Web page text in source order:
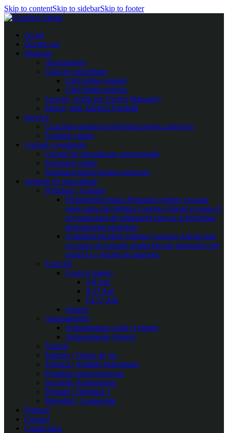
Skip to contentSkip to sidebarSkip to footer
Acasă
Despre noi
Magazin
Abonamente
Cărți de specialitate
Cărți limba română
Cărți limba engleza
Licențe „Software Tactics Manager”
Planșe, folii Taktifol Football
Servicii
Coaching-mentorat individual pentru antrenori
Training camps
Cursuri și seminarii
Cursuri de specializare profesională
Seminarii online
Seminarii perfecționare antrenori
Articole de specialitate
Premium / Gratuite
PremiumSecțiunea Premium conține cea mai
mare parte din librăria Coaches Ahead și poate fi
accesată doar de utilizatorii care au achiziționat
abonamentul premium.
GratuiteArticolele gratuite Coaches Ahead sunt
un punct de pornire pentru fiecare persoană care
aspiră la o poziție de antrenor.
Exerciții
Copii și juniori
5-8 Ani
9-13 Ani
14-17 Ani
Seniori
Antrenamente
Antrenamente copii și juniori
Antrenamente Seniori
Tactică
Sisteme | Trasee de joc
Tehnică | Abilități individuale
Pregătire presezon/sezon
Secretele Antrenorului
Portarul | Numărul 1
Metodică | Leadership
Podcast
Contact
Contul meu